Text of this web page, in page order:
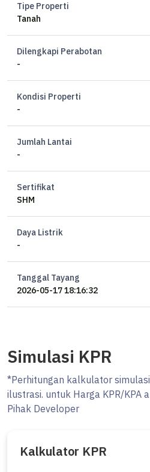
Tipe Properti
Tanah
Dilengkapi Perabotan
-
Kondisi Properti
-
Jumlah Lantai
-
Sertifikat
SHM
Daya Listrik
-
Tanggal Tayang
2026-05-17 18:16:32
Simulasi KPR
*Perhitungan kalkulator
ilustrasi. untuk Harga KPR/KPA
Pihak Developer
Kalkulator KPR